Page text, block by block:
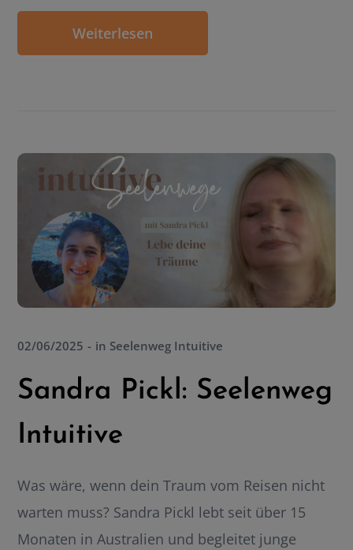
Weiterlesen
02/06/2025 in Seelenweg Intuitive
Sandra Pickl: Seelenweg
Intuitive
Was wäre, wenn dein Traum vom Reisen nicht
warten muss? Sandra Pickl lebt seit über 15
Monaten in Australien und begleitet junge